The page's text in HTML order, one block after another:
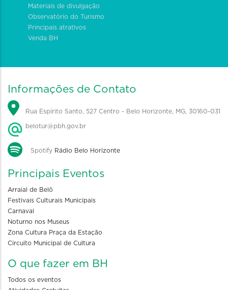
Materiais de divulgação
Observatório do Turismo
Principais atrativos
Venda BH
Informações de Contato
Rua Espírito Santo, 527 Centro - Belo Horizonte, MG, 30160-031
belotur@pbh.gov.br
Spotify Rádio Belo Horizonte
Principais Eventos
Arraial de Belô
Festivais Culturais Municipais
Carnaval
Noturno nos Museus
Zona Cultura Praça da Estação
Circuito Municipal de Cultura
O que fazer em BH
Todos os eventos